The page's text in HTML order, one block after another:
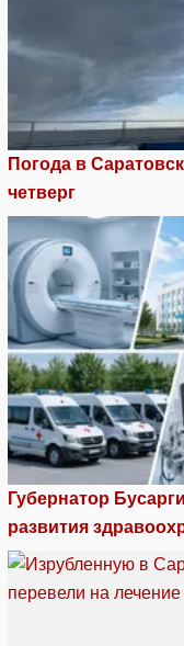
Погода в
четверг
Губернатор
развития